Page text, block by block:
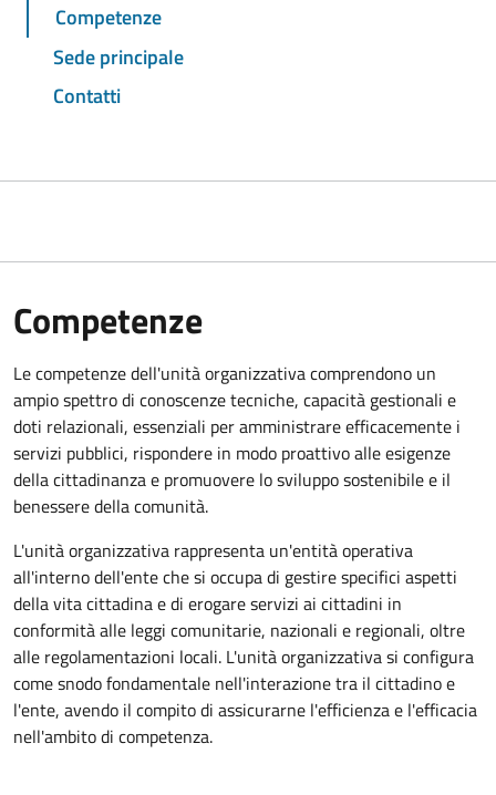
Competenze
Sede principale
Contatti
Competenze
Le competenze dell'unità organizzativa comprendono un
ampio spettro di conoscenze tecniche, capacità gestionali e
doti relazionali, essenziali per amministrare efficacemente i
servizi pubblici, rispondere in modo proattivo alle esigenze
della cittadinanza e promuovere lo sviluppo sostenibile e il
benessere della comunità.
L'unità organizzativa rappresenta un'entità operativa
all'interno dell'ente che si occupa di gestire specifici aspetti
della vita cittadina e di erogare servizi ai cittadini in
conformità alle leggi comunitarie, nazionali e regionali, oltre
alle regolamentazioni locali. L'unità organizzativa si configura
come snodo fondamentale nell'interazione tra il cittadino e
l'ente, avendo il compito di assicurarne l'efficienza e l'efficacia
nell'ambito di competenza.